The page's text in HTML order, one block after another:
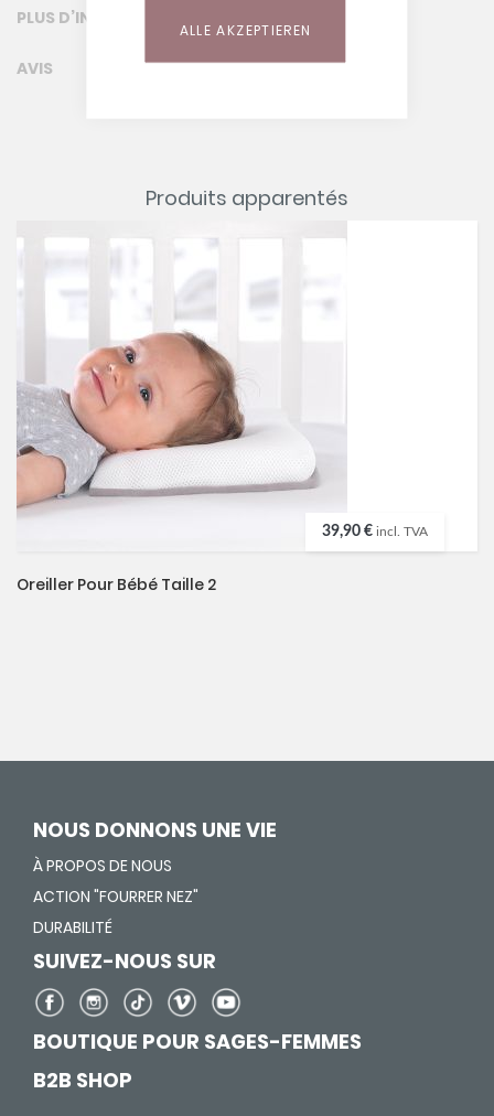
ALLE AKZEPTIEREN
PLUS D’INFORMATION
AVIS
Produits apparentés
39,90 € incl. TVA
Oreiller Pour Bébé Taille 2
NOUS DONNONS UNE VIE
À PROPOS DE NOUS
ACTION "FOURRER NEZ"
DURABILITÉ
SUIVEZ-NOUS SUR
BOUTIQUE POUR SAGES-FEMMES
B2B SHOP